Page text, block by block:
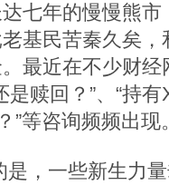
七年的慢慢熊
基民苦秦久矣
最近在不少财
赎回？”、“持
”等咨询频频出现
，一些新生力量